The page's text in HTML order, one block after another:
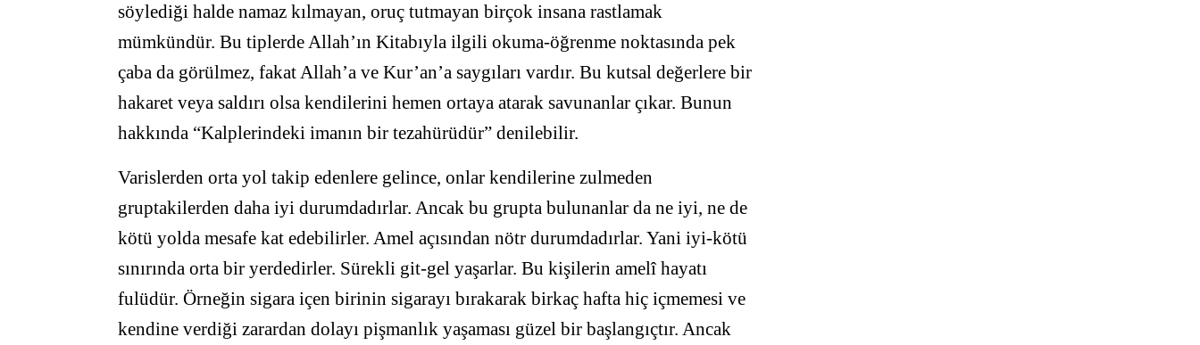
söylediği halde namaz kılmayan, oruç tutmayan birçok insana rastlamak
mümkündür. Bu tiplerde Allah’ın Kitabıyla ilgili okuma-öğrenme noktasında pek
çaba da görülmez, fakat Allah’a ve Kur’an’a saygıları vardır. Bu kutsal değerlere bir
hakaret veya saldırı olsa kendilerini hemen ortaya atarak savunanlar çıkar. Bunun
hakkında “Kalplerindeki imanın bir tezahürüdür” denilebilir.
Varislerden orta yol takip edenlere gelince, onlar kendilerine zulmeden
gruptakilerden daha iyi durumdadırlar. Ancak bu grupta bulunanlar da ne iyi, ne de
kötü yolda mesafe kat edebilirler. Amel açısından nötr durumdadırlar. Yani iyi-kötü
sınırında orta bir yerdedirler. Sürekli git-gel yaşarlar. Bu kişilerin amelî hayatı
fulüdür. Örneğin sigara içen birinin sigarayı bırakarak birkaç hafta hiç içmemesi ve
kendine verdiği zarardan dolayı pişmanlık yaşaması güzel bir başlangıçtır. Ancak